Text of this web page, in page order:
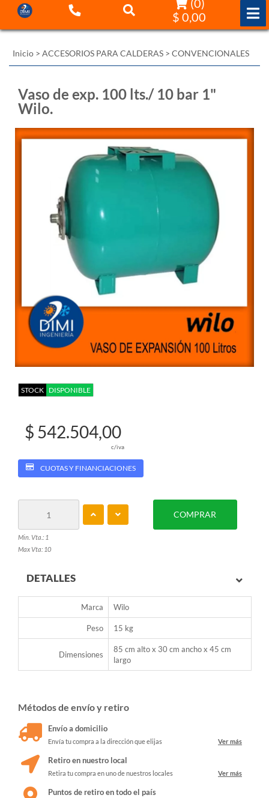
$ 0,00
Inicio > ACCESORIOS PARA CALDERAS > CONVENCIONALES
Vaso de exp. 100 lts./ 10 bar 1"
Wilo.
STOCK DISPONIBLE
$ 542.504,00
c/iva
CUOTAS Y FINANCIACIONES
Min. Vta.: 1
Max Vta: 10
COMPRAR
DETALLES
Marca Wilo
Peso 15 kg
Dimensiones
85 cm alto x 30 cm ancho x 45 cm
largo
Métodos de envío y retiro
Envío a domicilio
Envía tu compra a la dirección que elijas Ver más
Retiro en nuestro local
Retira tu compra en uno de nuestros locales Ver más
Puntos de retiro en todo el país